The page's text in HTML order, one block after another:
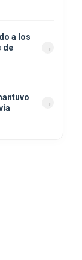
a los
de